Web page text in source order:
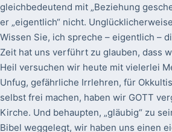
gleichbedeutend mit „Beziehung
er „eigentlich“ nicht.
Wissen Sie, ich spreche – eigentlich –
Zeit hat uns verführt zu glauben, dass
Heil versuchen wir heute mit vielerlei
Unfug, gefährliche Irrlehren, für
selbst frei machen, haben wir GOTT
Kirche. Und behaupten, „gläubig“ zu
Bibel weggelegt, wir haben uns einen